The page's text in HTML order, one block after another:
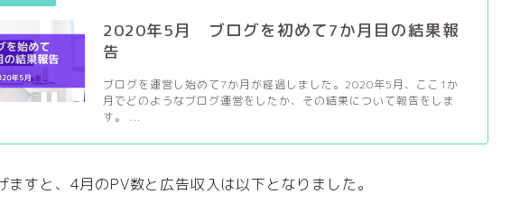
2020年5月 ブログを初めて7か月目の結果報
告
ブログを運営し始めて7か月が経過しました。2020年5月、ここ1か
月でどのようなブログ運営をしたか、その結果について報告をしま
す。 ...
ますと、4月のPV数と広告収入は以下となりました。